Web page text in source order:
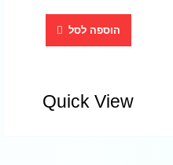
הוספה לסל
Quick View